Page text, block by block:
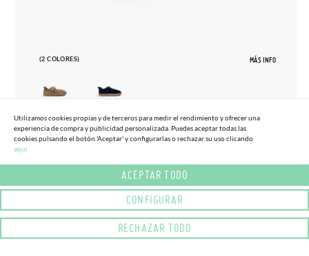
(2 COLORES) MÁS INFO
27 33
65,
Utilizamos cookies propias y de terceros para medir el rendimiento y ofrecer una
experiencia de compra y publicidad personalizada. Puedes aceptar todas las
cookies pulsando el botón 'Aceptar' y configurarlas o rechazar su uso clicando
aqui.
ACEPTAR TODO
CONFIGURAR
RECHAZAR TODO